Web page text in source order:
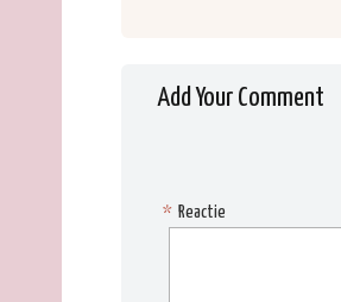
Add Your Comment
Reactie
*